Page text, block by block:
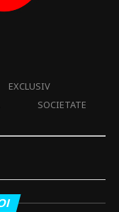
EXCLUSIV
SOCIETATE